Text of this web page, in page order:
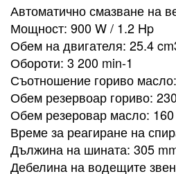
Автоматично смазване на
Мощност: 900 W / 1.2 Hp
Обем на двигателя: 25.4
Обороти: 3 200 min-1
Съотношение гориво
Обем резервоар гориво:
Обем резеровар масло:
Време за реагиране на
Дължина на шината: 305
Дебелина на водещите